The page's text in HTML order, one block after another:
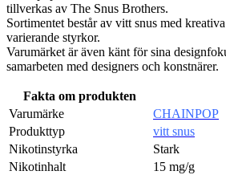
tillverkas av The Snus Brothers.
Sortimentet består av vitt snus med
varierande styrkor.
Varumärket är även känt för sina
samarbeten med designers och konstnärer.
Fakta om produkten
Varumärke
CHAINPOP
Produkttyp
vitt snus
Nikotinstyrka
Stark
Nikotinhalt
15 mg/g